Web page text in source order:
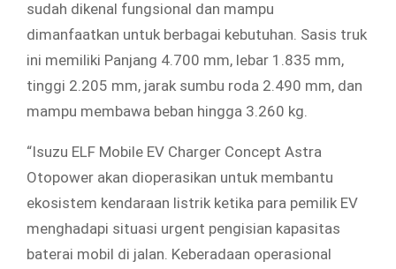
sudah dikenal fungsional dan mampu
dimanfaatkan untuk berbagai kebutuhan. Sasis truk
ini memiliki Panjang 4.700 mm, lebar 1.835 mm,
tinggi 2.205 mm, jarak sumbu roda 2.490 mm, dan
mampu membawa beban hingga 3.260 kg.
“Isuzu ELF Mobile EV Charger Concept Astra
Otopower akan dioperasikan untuk membantu
ekosistem kendaraan listrik ketika para pemilik EV
menghadapi situasi urgent pengisian kapasitas
baterai mobil di jalan. Keberadaan operasional